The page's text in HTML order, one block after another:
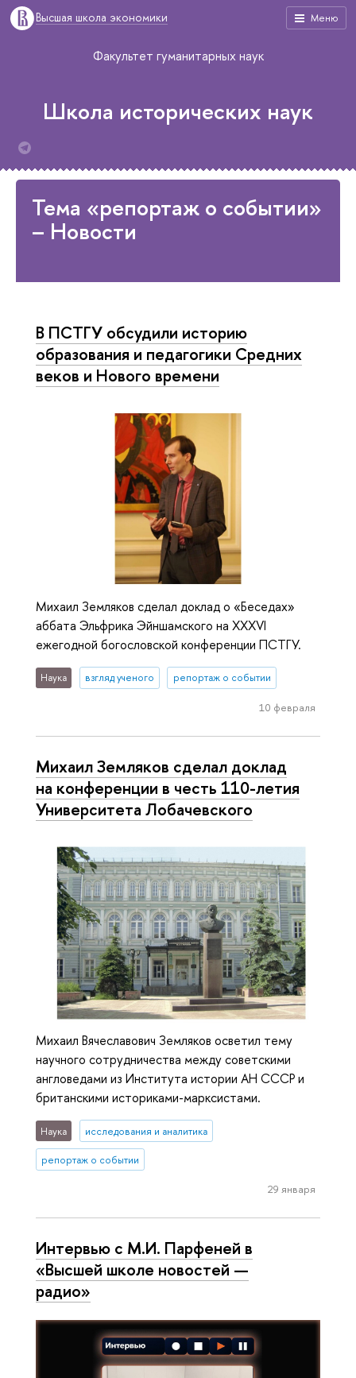
Меню
Высшая школа экономики
Факультет гуманитарных наук
Школа исторических наук
Тема «репортаж о событии»
– Новости
В ПСТГУ обсудили историю
образования и педагогики Средних
веков и Нового времени
Михаил Земляков сделал доклад о «Беседах»
аббата Эльфрика Эйншамского на XXXVI
ежегодной богословской конференции ПСТГУ.
Наука взгляд ученого репортаж о событии
10 февраля
Михаил Земляков сделал доклад
на конференции в честь 110-летия
Университета Лобачевского
Михаил Вячеславович Земляков осветил тему
научного сотрудничества между советскими
англоведами из Института истории АН СССР и
британскими историками-марксистами.
Наука исследования и аналитика
репортаж о событии
29 января
Интервью с М.И. Парфеней в
«Высшей школе новостей —
радио»